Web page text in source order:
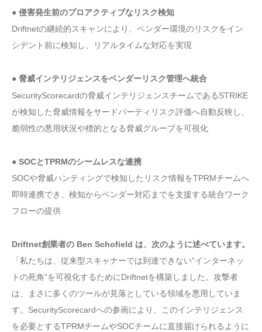
● 侵害発生前のプロアクティブなリスク検知
Driftnetの継続的スキャンにより、ベンダー環境のリスクをイン
シデント前に検知し、リアルタイムな対応を実現
● 脅威インテリジェンスをベンダーリスク管理へ統合
SecurityScorecardの脅威インテリジェンスチームであるSTRIKE
が検知した脅威情報をサードパーティリスク評価へ自動反映し、
脆弱性の悪用状況や標的となる脅威グループを可視化
● SOCとTPRMのシームレスな連携
SOCや脅威ハンティングで検知したリスク情報をTPRMチームへ
即時連携でき、検知からベンダー対応までを支援する統合ワーク
フローの提供
Driftnet創業者の Ben Schofield は、次のように述べています。
「私たちは、従来型スキャナーでは到達できない“インターネッ
トの死角”を可視化するためにDriftnetを構築しました。攻撃者
は、まさに多くのツールが見落としている領域を悪用していま
す。SecurityScorecardへの参画により、このインテリジェンス
を必要とするTPRMチームやSOCチームに直接届けられるように